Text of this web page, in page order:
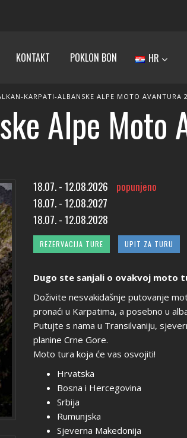
KONTAKT POKLON BON HR
KARPATI-ALBANSKE ALPE MOTO AVANTURA 2
Alpe Moto
18.07. - 12.08.2026
popunjeno
18.07. - 12.08.2027
18.07. - 12.08.2028
REZERVACIJA TURE UPIT ZA TURU
Dugo ste sanjali o ovakvoj moto
Doživite nesvakidašnje putovanje
pronaći u Karpatima, a posebno u
Putujte s nama u Transilvaniju,
planine Crne Gore.
Moto tura koja će vas osvojiti!
Hrvatska
Bosna i Hercegovina
Srbija
Rumunjska
Sjeverna Makedonija